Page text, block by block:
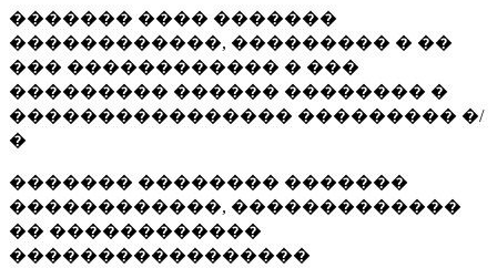
������� ���� �������
������������, ��������� � ��
��� ������������ � ���
��������� ������ �������� �
���������������� ��������� �/
�
������� �������� �������
������������, �������������
�� ������������
�����������������